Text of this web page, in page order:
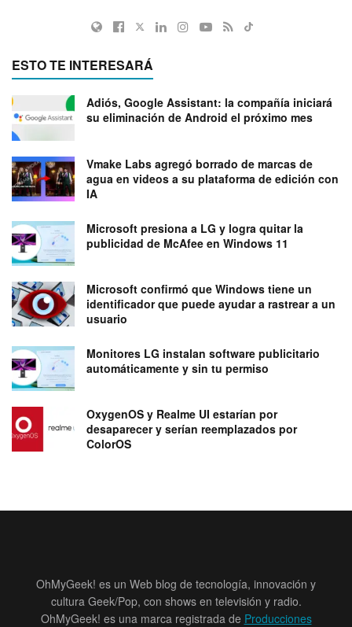
ESTO TE INTERESARÁ
Adiós, Google Assistant: la compañía iniciará
su eliminación de Android el próximo mes
Vmake Labs agregó borrado de marcas de
agua en videos a su plataforma de edición con
IA
Microsoft presiona a LG y logra quitar la
publicidad de McAfee en Windows 11
Microsoft confirmó que Windows tiene un
identificador que puede ayudar a rastrear a un
usuario
Monitores LG instalan software publicitario
automáticamente y sin tu permiso
OxygenOS y Realme UI estarían por
desaparecer y serían reemplazados por
ColorOS
OhMyGeek! es un Web blog de tecnología, innovación y
cultura Geek/Pop, con shows en televisión y radio.
OhMyGeek! es una marca registrada de Producciones